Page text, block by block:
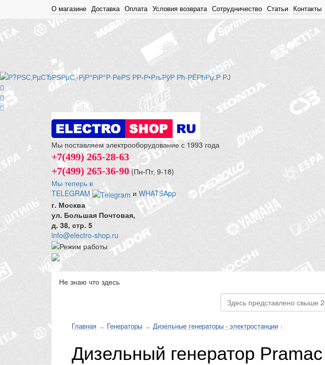
О магазине Доставка Оплата Условия возврата Сотрудничество Статьи Контакты
Мы поставляем электрооборудование с 1993 года
+7(499) 265-28-63
+7(499) 265-36-90 (Пн-Пт‚ 9-18)
Мы теперь в
TELEGRAM
и WHATSApp
г. Москва
ул. Большая Почтовая,
д. 38, стр. 5
info@electro-shop.ru
Не знаю что здесь
Главная → Генераторы → Дизельные генераторы - электростанции ↓
Дизельный генератор